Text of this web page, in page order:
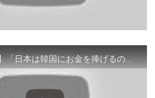
【旧統一教会】「日本は韓国にお金を捧げるのがミッション」なぜ歪な関係に？保守政治家との関わり